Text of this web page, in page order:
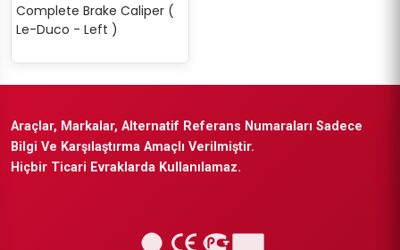
Complete Brake Caliper (
Le-Duco - Left )
Araçlar, Markalar, Alternatif Referans Numaraları Sadece
Bilgi Ve Karşılaştırma Amaçlı Verilmiştir.
Hiçbir Ticari Evraklarda Kullanılamaz.